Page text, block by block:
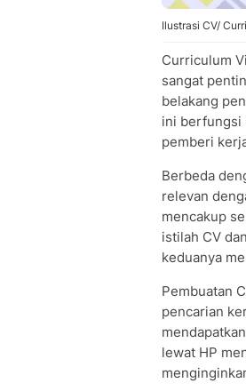
Ilustrasi CV/
Curriculum
sangat
belakang
ini berfungsi
pemberi
Berbeda
relevan
mencakup
istilah CV
keduanya
Pembuatan
pencarian
lewat HP